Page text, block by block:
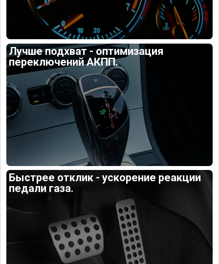
Лучше подхват - оптимизация
переключений АКПП.
Быстрее отклик - ускорение реакции
педали газа.